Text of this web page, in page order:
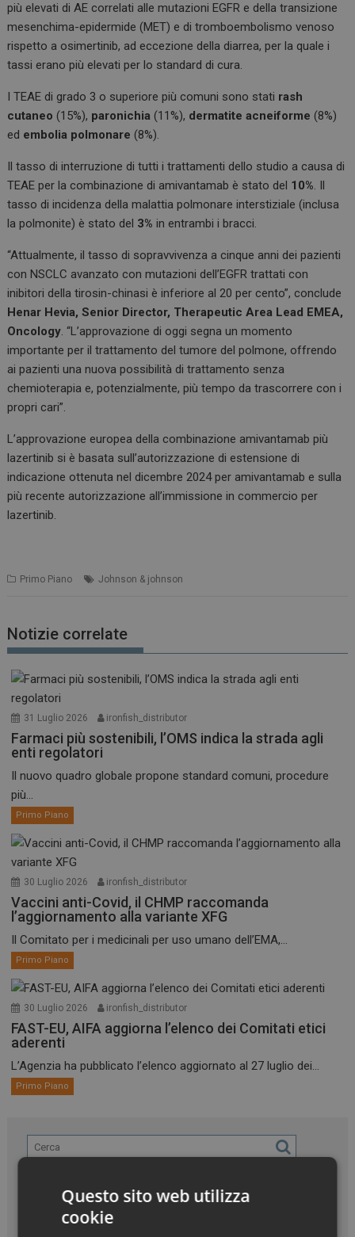
più elevati di AE correlati alle mutazioni EGFR e della transizione
mesenchima-epidermide (MET) e di tromboembolismo venoso
rispetto a osimertinib, ad eccezione della diarrea, per la quale i
tassi erano più elevati per lo standard di cura.
I TEAE di grado 3 o superiore più comuni sono stati rash
cutaneo (15%), paronichia (11%), dermatite acneiforme (8%)
ed embolia polmonare (8%).
Il tasso di interruzione di tutti i trattamenti dello studio a causa di
TEAE per la combinazione di amivantamab è stato del 10%. Il
tasso di incidenza della malattia polmonare interstiziale (inclusa
la polmonite) è stato del 3% in entrambi i bracci.
“Attualmente, il tasso di sopravvivenza a cinque anni dei pazienti
con NSCLC avanzato con mutazioni dell’EGFR trattati con
inibitori della tirosin-chinasi è inferiore al 20 per cento”, conclude
Henar Hevia, Senior Director, Therapeutic Area Lead EMEA,
Oncology. “L’approvazione di oggi segna un momento
importante per il trattamento del tumore del polmone, offrendo
ai pazienti una nuova possibilità di trattamento senza
chemioterapia e, potenzialmente, più tempo da trascorrere con i
propri cari”.
L’approvazione europea della combinazione amivantamab più
lazertinib si è basata sull’autorizzazione di estensione di
indicazione ottenuta nel dicembre 2024 per amivantamab e sulla
più recente autorizzazione all’immissione in commercio per
lazertinib.
Primo Piano Johnson & johnson
Notizie correlate
31 Luglio 2026 ironfish_distributor
Farmaci più sostenibili, l’OMS indica la strada agli
enti regolatori
Il nuovo quadro globale propone standard comuni, procedure
più...
Primo Piano
30 Luglio 2026 ironfish_distributor
Vaccini anti-Covid, il CHMP raccomanda
l’aggiornamento alla variante XFG
Il Comitato per i medicinali per uso umano dell’EMA,...
Primo Piano
30 Luglio 2026 ironfish_distributor
FAST-EU, AIFA aggiorna l’elenco dei Comitati etici
aderenti
L’Agenzia ha pubblicato l’elenco aggiornato al 27 luglio dei...
Primo Piano
Questo sito web utilizza
cookie